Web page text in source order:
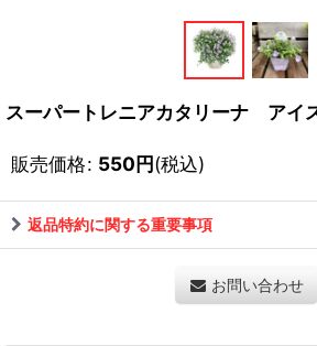
スーパートレニアカタリーナ アイ
販売価格: 550円(税込)
返品特約に関する重要事項
お問い合わせ